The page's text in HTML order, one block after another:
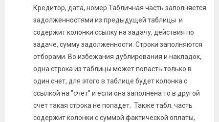
Кредитор, дата, номер.Табличная часть заполняется
задолженностями из предыдущей таблицы и
содержит колонки ссылку на задачу, действия по
задаче, сумму задолженности. Строки заполняются
отборами. Во избежания дублирования и накладок,
одна строка из таблицы может попасть только в
один счет, для этого в таблице будет колонка с
ссылкой на "счет" и если она заполнена то в другой
счет такая строка не попадет. Также табл. часть
содержит колонки с суммой фактической оплаты,